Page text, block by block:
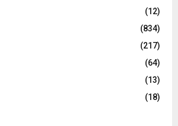
(12)
(834)
(217)
(64)
(13)
(18)